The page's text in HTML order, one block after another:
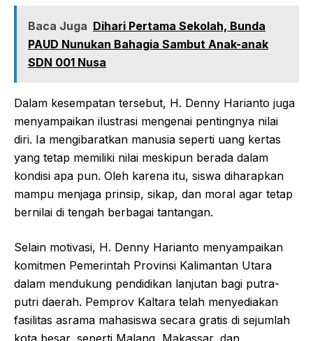
Baca Juga Dihari Pertama Sekolah, Bunda
PAUD Nunukan Bahagia Sambut Anak-anak
SDN 001 Nusa
Dalam kesempatan tersebut, H. Denny Harianto juga
menyampaikan ilustrasi mengenai pentingnya nilai
diri. Ia mengibaratkan manusia seperti uang kertas
yang tetap memiliki nilai meskipun berada dalam
kondisi apa pun. Oleh karena itu, siswa diharapkan
mampu menjaga prinsip, sikap, dan moral agar tetap
bernilai di tengah berbagai tantangan.
Selain motivasi, H. Denny Harianto menyampaikan
komitmen Pemerintah Provinsi Kalimantan Utara
dalam mendukung pendidikan lanjutan bagi putra-
putri daerah. Pemprov Kaltara telah menyediakan
fasilitas asrama mahasiswa secara gratis di sejumlah
kota besar, seperti Malang, Makassar, dan